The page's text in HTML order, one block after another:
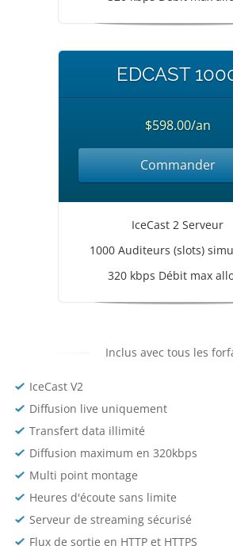
EDCAST
$598.00/an
Commander
IceCast 2 Serveur
1000 Auditeurs (slots)
320 kbps Débit max
Inclus avec tous les
IceCast V2
Diffusion live uniquement
Transfert data illimité
Diffusion maximum en 320kbps
Multi point montage
Heures d'écoute sans limite
Serveur de streaming sécurisé
Flux de sortie en HTTP et HTTPS